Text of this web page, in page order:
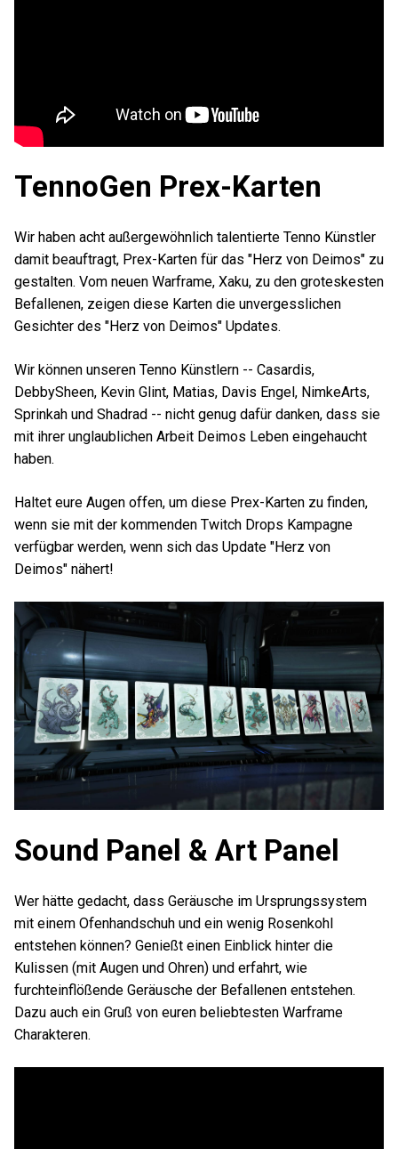
TennoGen Prex-Karten
Wir haben acht außergewöhnlich talentierte Tenno Künstler
damit beauftragt, Prex-Karten für das "Herz von Deimos" zu
gestalten. Vom neuen Warframe, Xaku, zu den groteskesten
Befallenen, zeigen diese Karten die unvergesslichen
Gesichter des "Herz von Deimos" Updates.
Wir können unseren Tenno Künstlern -- Casardis,
DebbySheen, Kevin Glint, Matias, Davis Engel, NimkeArts,
Sprinkah und Shadrad -- nicht genug dafür danken, dass sie
mit ihrer unglaublichen Arbeit Deimos Leben eingehaucht
haben.
Haltet eure Augen offen, um diese Prex-Karten zu finden,
wenn sie mit der kommenden Twitch Drops Kampagne
verfügbar werden, wenn sich das Update "Herz von
Deimos" nähert!
Sound Panel & Art Panel
Wer hätte gedacht, dass Geräusche im Ursprungssystem
mit einem Ofenhandschuh und ein wenig Rosenkohl
entstehen können? Genießt einen Einblick hinter die
Kulissen (mit Augen und Ohren) und erfahrt, wie
furchteinflößende Geräusche der Befallenen entstehen.
Dazu auch ein Gruß von euren beliebtesten Warframe
Charakteren.